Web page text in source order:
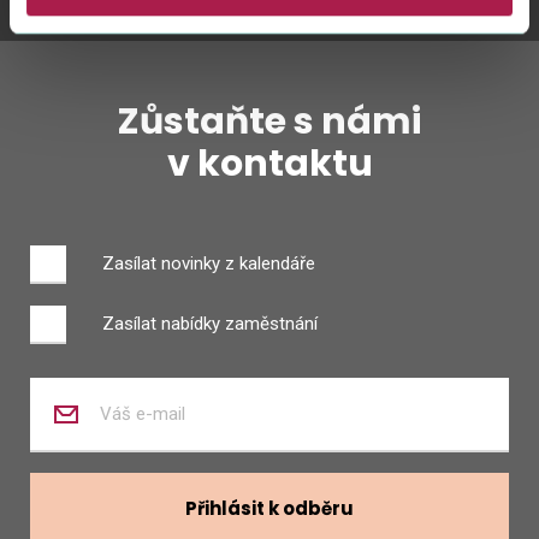
Zůstaňte s námi
v kontaktu
Zasílat novinky z kalendáře
Zasílat nabídky zaměstnání
váš
mail
Přihlásit k odběru